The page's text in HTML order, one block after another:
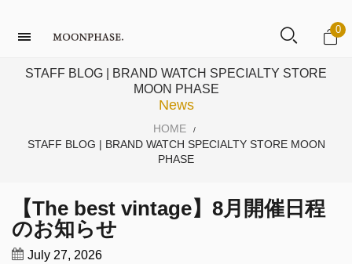
0
STAFF BLOG | BRAND WATCH SPECIALTY STORE
MOON PHASE
News
HOME /
STAFF BLOG | BRAND WATCH SPECIALTY STORE MOON
PHASE
【The best vintage】8月開催日程
のお知らせ
July 27, 2026